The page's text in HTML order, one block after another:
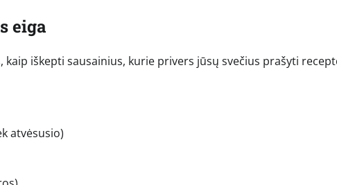
eiga
iškepti sausainius, kurie privers jūsų svečius prašyti
atvėsusio)